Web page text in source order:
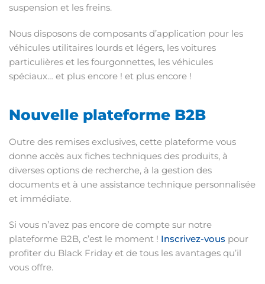
suspension et les freins.
Nous disposons de composants d’application pour les
véhicules utilitaires lourds et légers, les voitures
particulières et les fourgonnettes, les véhicules
spéciaux… et plus encore ! et plus encore !
Nouvelle plateforme B2B
Outre des remises exclusives, cette plateforme vous
donne accès aux fiches techniques des produits, à
diverses options de recherche, à la gestion des
documents et à une assistance technique personnalisée
et immédiate.
Si vous n’avez pas encore de compte sur notre
plateforme B2B, c’est le moment ! Inscrivez-vous pour
profiter du Black Friday et de tous les avantages qu’il
vous offre.